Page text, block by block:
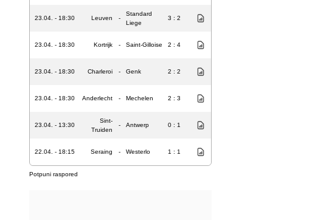
23.04. - 18:30 Leuven -
Standard
Liege
3 : 2
23.04. - 18:30 Kortrijk - Saint-Gilloise 2 : 4
23.04. - 18:30 Charleroi - Genk 2 : 2
23.04. - 18:30 Anderlecht - Mechelen 2 : 3
23.04. - 13:30
Sint-
Truiden
- Antwerp 0 : 1
22.04. - 18:15 Seraing - Westerlo 1 : 1
Potpuni raspored